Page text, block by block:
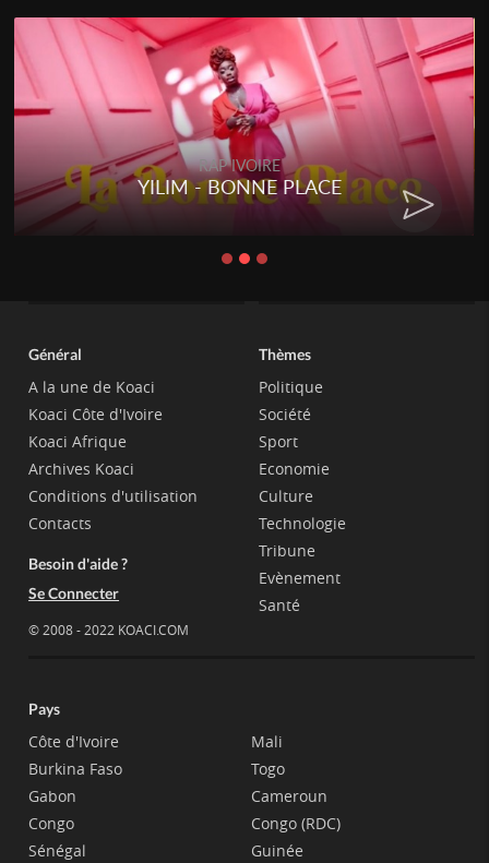
RAP IVOIRE
YILIM - BONNE PLACE
Général
A la une de Koaci
Koaci Côte d'Ivoire
Koaci Afrique
Archives Koaci
Conditions d'utilisation
Contacts
Besoin d'aide ?
Se Connecter
© 2008 - 2022 KOACI.COM
Thèmes
Politique
Société
Sport
Economie
Culture
Technologie
Tribune
Evènement
Santé
Pays
Côte d'Ivoire
Burkina Faso
Gabon
Congo
Sénégal
Mali
Togo
Cameroun
Congo (RDC)
Guinée